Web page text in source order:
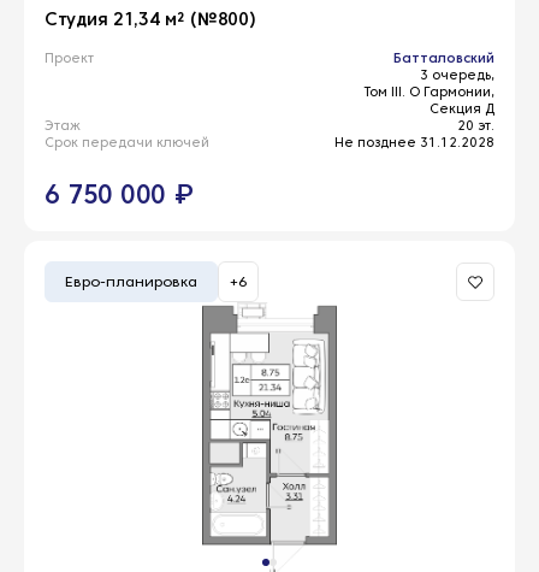
Студия 21,34 м² (№800)
Проект
Батталовский
3 очередь,
Том III. О Гармонии,
Секция Д
Этаж
20 эт.
Срок передачи ключей
Не позднее 31.12.2028
6 750 000 ₽
Евро-планировка +6